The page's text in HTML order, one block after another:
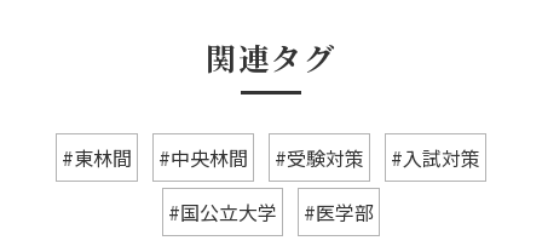
関連タグ
#東林間 #中央林間 #受験対策
#入試対策
#国公立大学
#医学部